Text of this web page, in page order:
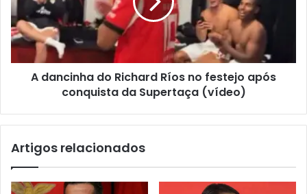
A dancinha do Richard Ríos no festejo após
conquista da Supertaça (vídeo)
Artigos relacionados